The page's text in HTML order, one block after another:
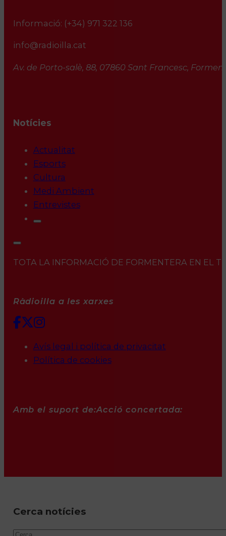
Informació: (+34) 971 322 136
info@radioilla.cat
Av. de Porto-salè, 88, 07860 Sant Francesc,
Notícies
Actualitat
Esports
Cultura
Medi Ambient
Entrevistes
TOTA LA INFORMACIÓ DE FORMENTERA EN EL
Ràdioilla a les xarxes
Avís legal i política de privacitat
Política de cookies
Amb el suport de:Acció concertada:
Cerca notícies
Cercar